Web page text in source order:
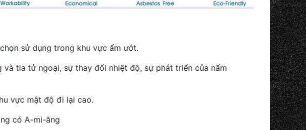
sử dụng trong khu vực ẩm ướt.
tia tử ngoại, sự thay đổi nhiệt độ, sự phát triển của nấm
vực mật độ đi lại cao.
có A-mi-ăng